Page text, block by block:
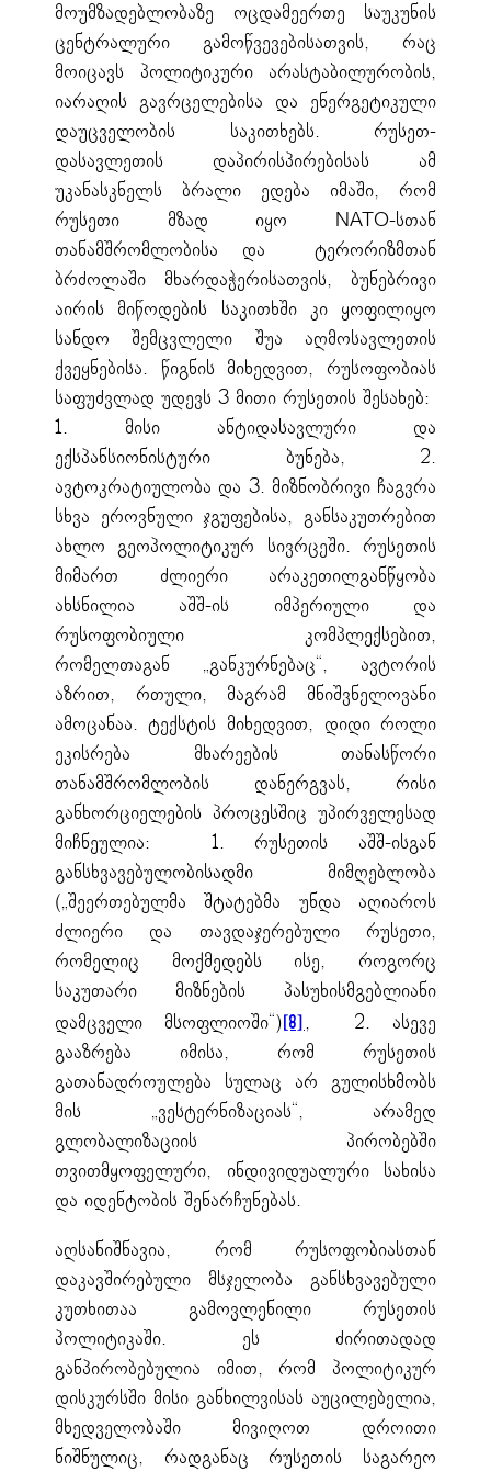
მოუმზადებლობაზე ოცდამეერთე საუკუნის
ცენტრალური გამოწვევებისათვის, რაც
მოიცავს პოლიტიკური არასტაბილურობის,
იარაღის გავრცელებისა და ენერგეტიკული
დაუცველობის საკითხებს. რუსეთ-
დასავლეთის დაპირისპირებისას ამ
უკანასკნელს ბრალი ედება იმაში, რომ
რუსეთი მზად იყო NATO-სთან
თანამშრომლობისა და ტერორიზმთან
ბრძოლაში მხარდაჭერისათვის, ბუნებრივი
აირის მიწოდების საკითხში კი ყოფილიყო
სანდო შემცვლელი შუა აღმოსავლეთის
ქვეყნებისა. წიგნის მიხედვით, რუსოფობიას
საფუძვლად უდევს 3 მითი რუსეთის შესახებ:
1. მისი ანტიდასავლური და
ექსპანსიონისტური ბუნება, 2.
ავტოკრატიულობა და 3. მიზნობრივი ჩაგვრა
სხვა ეროვნული ჯგუფებისა, განსაკუთრებით
ახლო გეოპოლიტიკურ სივრცეში. რუსეთის
მიმართ ძლიერი არაკეთილგანწყობა
ახსნილია აშშ-ის იმპერიული და
რუსოფობიული კომპლექსებით,
რომელთაგან „განკურნებაც“, ავტორის
აზრით, რთული, მაგრამ მნიშვნელოვანი
ამოცანაა. ტექსტის მიხედვით, დიდი როლი
ეკისრება მხარეების თანასწორი
თანამშრომლობის დანერგვას, რისი
განხორციელების პროცესშიც უპირველესად
მიჩნეულია: 1. რუსეთის აშშ-ისგან
განსხვავებულობისადმი მიმღებლობა
(„შეერთებულმა შტატებმა უნდა აღიაროს
ძლიერი და თავდაჯერებული რუსეთი,
რომელიც მოქმედებს ისე, როგორც
საკუთარი მიზნების პასუხისმგებლიანი
დამცველი მსოფლიოში“)[8] , 2. ასევე
გააზრება იმისა, რომ რუსეთის
გათანადროულება სულაც არ გულისხმობს
მის „ვესტერნიზაციას“, არამედ
გლობალიზაციის პირობებში
თვითმყოფელური, ინდივიდუალური სახისა
და იდენტობის შენარჩუნებას.
აღსანიშნავია, რომ რუსოფობიასთან
დაკავშირებული მსჯელობა განსხვავებული
კუთხითაა გამოვლენილი რუსეთის
პოლიტიკაში. ეს ძირითადად
განპირობებულია იმით, რომ პოლიტიკურ
დისკურსში მისი განხილვისას აუცილებელია,
მხედველობაში მივიღოთ დროითი
ნიშნულიც, რადგანაც რუსეთის საგარეო